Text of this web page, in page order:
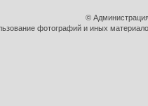
©
фотографий и иных